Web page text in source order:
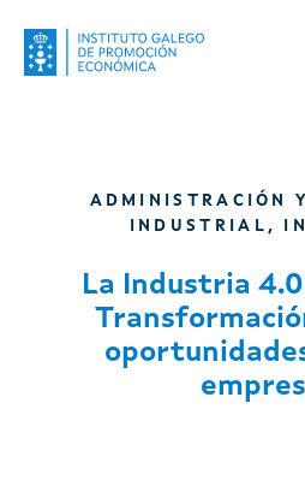
ADMINISTRACIÓN
INDUSTRIAL ,
La Industria